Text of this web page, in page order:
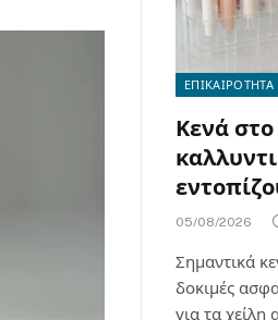
ΕΠΙΚΑΙΡΟΤΗΤΑ
Κενά
05/08/2026
Σημαντικά
δοκιμές
για τα χείλη